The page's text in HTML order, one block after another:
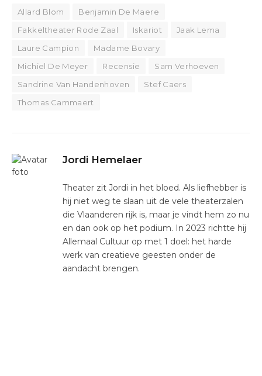
Allard Blom
Benjamin De Maere
Fakkeltheater Rode Zaal
Iskariot
Jaak Lema
Laure Campion
Madame Bovary
Michiel De Meyer
Recensie
Sam Verhoeven
Sandrine Van Handenhoven
Stef Caers
Thomas Cammaert
Jordi Hemelaer
Theater zit Jordi in het bloed. Als liefhebber is
hij niet weg te slaan uit de vele theaterzalen
die Vlaanderen rijk is, maar je vindt hem zo nu
en dan ook op het podium. In 2023 richtte hij
Allemaal Cultuur op met 1 doel: het harde
werk van creatieve geesten onder de
aandacht brengen.